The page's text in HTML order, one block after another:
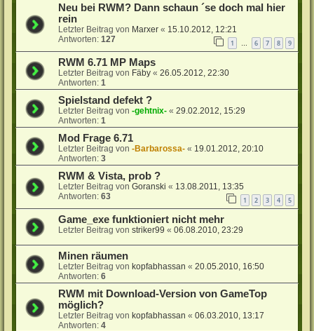
Neu bei RWM? Dann schaun ´se doch mal hier
rein
Letzter Beitrag von Marxer « 15.10.2012, 12:21
Antworten:127 1 … 6 7 8 9
RWM 6.71 MP Maps
Letzter Beitrag von Fäby «26.05.2012, 22:30
Antworten:1
Spielstand defekt ?
Letzter Beitrag von-gehtnix- «29.02.2012, 15:29
Antworten:1
Mod Frage 6.71
Letzter Beitrag von-Barbarossa- « 19.01.2012, 20:10
Antworten:3
RWM & Vista, prob ?
Letzter Beitrag vonGoranski « 13.08.2011, 13:35
Antworten:63 1 2 3 4 5
Game_exe funktioniert nicht mehr
Letzter Beitrag vonstriker99 «06.08.2010, 23:29
Minen räumen
Letzter Beitrag von kopfabhassan «20.05.2010, 16:50
Antworten:6
RWM mit Download-Version von GameTop
möglich?
Letzter Beitrag von kopfabhassan «06.03.2010, 13:17
Antworten:4